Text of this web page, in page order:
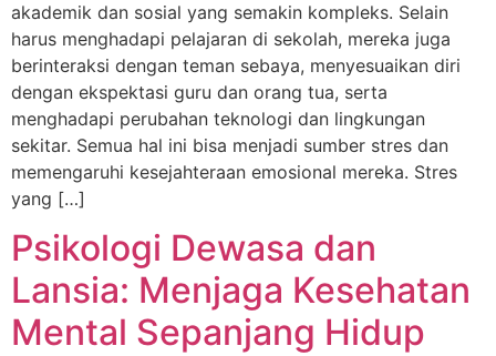
akademik dan sosial yang semakin kompleks. Selain
harus menghadapi pelajaran di sekolah, mereka juga
berinteraksi dengan teman sebaya, menyesuaikan diri
dengan ekspektasi guru dan orang tua, serta
menghadapi perubahan teknologi dan lingkungan
sekitar. Semua hal ini bisa menjadi sumber stres dan
memengaruhi kesejahteraan emosional mereka. Stres
yang […]
Psikologi Dewasa dan
Lansia: Menjaga Kesehatan
Mental Sepanjang Hidup